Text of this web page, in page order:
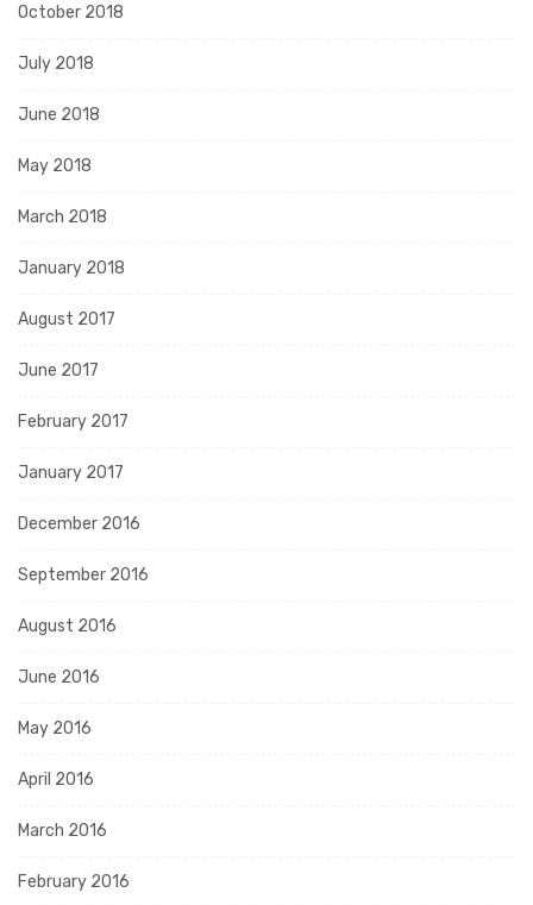
October 2018
July 2018
June 2018
May 2018
March 2018
January 2018
August 2017
June 2017
February 2017
January 2017
December 2016
September 2016
August 2016
June 2016
May 2016
April 2016
March 2016
February 2016